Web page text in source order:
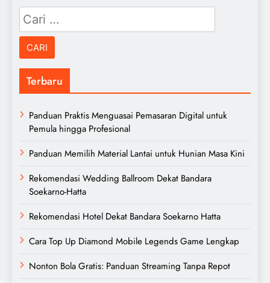
Cari
untuk:
Terbaru
Panduan Praktis Menguasai Pemasaran Digital untuk
Pemula hingga Profesional
Panduan Memilih Material Lantai untuk Hunian Masa Kini
Rekomendasi Wedding Ballroom Dekat Bandara
Soekarno-Hatta
Rekomendasi Hotel Dekat Bandara Soekarno Hatta
Cara Top Up Diamond Mobile Legends Game Lengkap
Nonton Bola Gratis: Panduan Streaming Tanpa Repot